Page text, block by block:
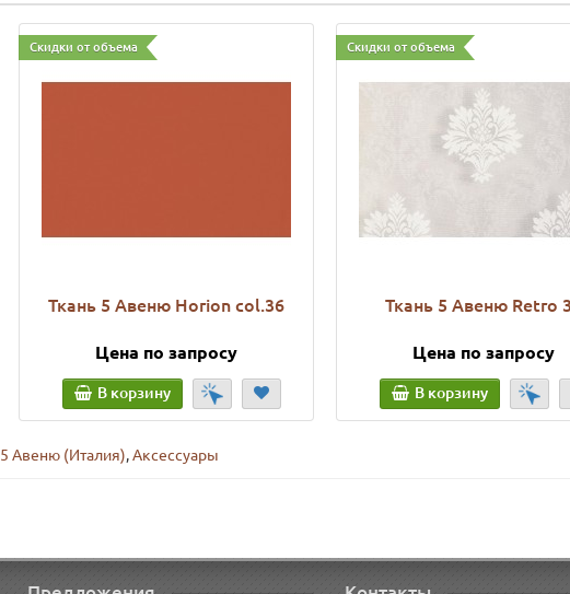
Скидки от объема
Ткань 5 Авеню Horion col.36
Цена по запросу
В корзину
Скидки от объема
Ткань 5 Авеню Retro
Цена по запросу
В корзину
5 Авеню (Италия),Аксессуары